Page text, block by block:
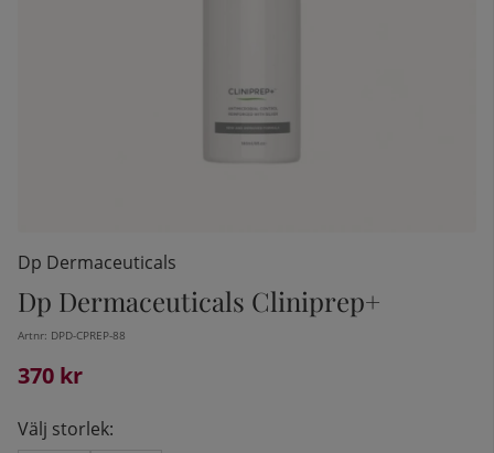
Dp Dermaceuticals
Dp Dermaceuticals Cliniprep+
Artnr: DPD-CPREP-88
370 kr
Välj storlek: